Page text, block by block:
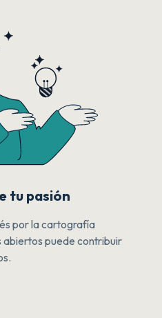
tu pasión
por la cartografía
abiertos puede contribuir